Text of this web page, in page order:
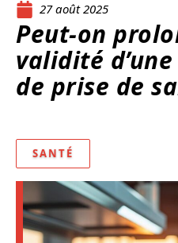
27 août 2025
Peut-on
validité
de prise de
SANTÉ